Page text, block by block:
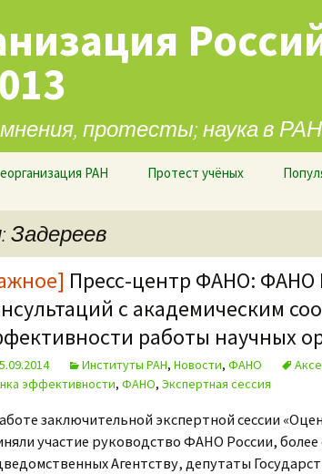
протесты; наука в РАН
РАН Протест учёных
Задереев
Пресс-центр ФАНО: ФАНО
с академическим
работы научных
Институты РАН, Новости, ФАНО
эффективности, ФАНО, Экспертная сессия
заключительной экспертной сессии
участие руководство ФАНО России,
Агентству, депутаты